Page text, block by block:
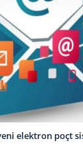
elektron poçt